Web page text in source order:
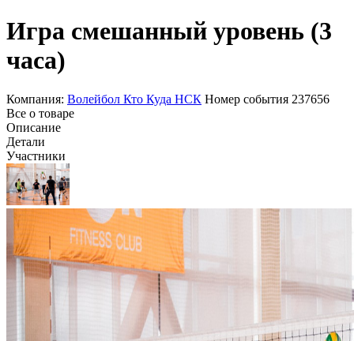
Игра смешанный уровень (3
часа)
Компания: Волейбол Кто Куда НСК Номер события 237656
Все о товаре
Описание
Детали
Участники